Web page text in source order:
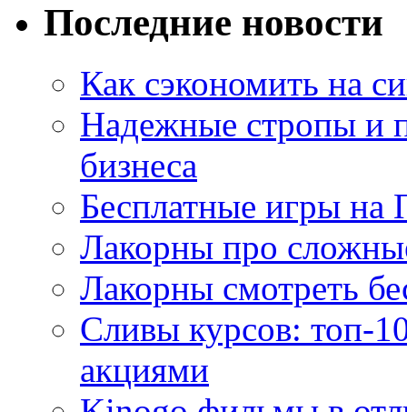
Последние новости
Как сэкономить на
Надежные стропы и
бизнеса
Бесплатные игры на
Лакорны про
Лакорны смотреть
Сливы курсов: топ-
акциями